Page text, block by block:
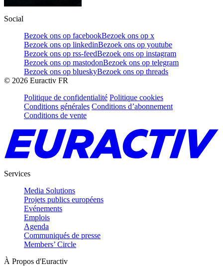
Social
Bezoek ons op facebookBezoek ons op x
Bezoek ons op linkedinBezoek ons op youtube
Bezoek ons op rss-feedBezoek ons op instagram
Bezoek ons op mastodonBezoek ons op telegram
Bezoek ons op blueskyBezoek ons op threads
© 2026 Euractiv FR
Politique de confidentialité Politique cookies
Conditions générales Conditions d’abonnement
Conditions de vente
Services
Media Solutions
Projets publics européens
Evénements
Emplois
Agenda
Communiqués de presse
Members’ Circle
À Propos d'Euractiv